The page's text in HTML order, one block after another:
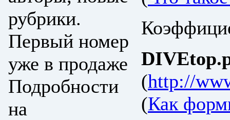
рубрики.
Первый номер
уже в продаже
Подробности
на
(http://
(Как